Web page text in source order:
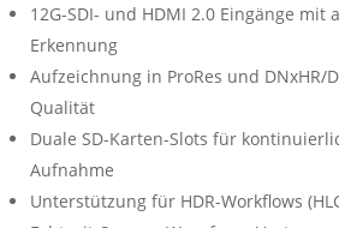
12G-SDI- und HDMI 2.0 Eingänge mit
Erkennung
Aufzeichnung in ProRes und DNxHR/
Qualität
Duale SD-Karten-Slots für
Aufnahme
Unterstützung für HDR-Workflows